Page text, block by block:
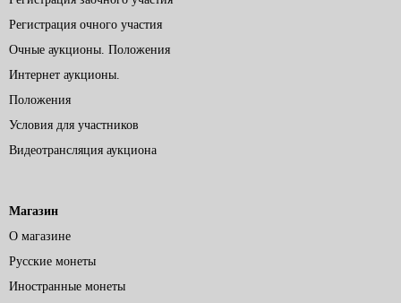
Регистрация очного участия
Очные аукционы. Положения
Интернет аукционы.
Положения
Условия для участников
Видеотрансляция аукциона
Магазин
О магазине
Русские монеты
Иностранные монеты